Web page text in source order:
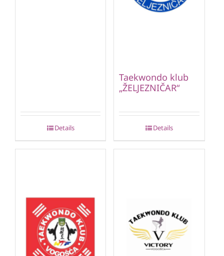
Details
Taekwondo klub
„ŽELJEZNIČAR“
Details